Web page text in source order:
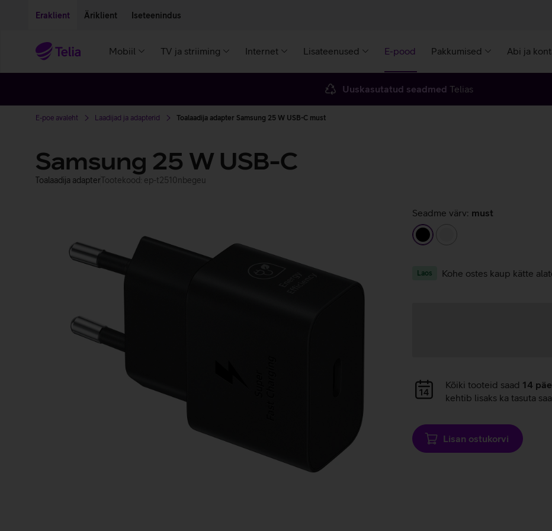
Eraklient Äriklient Iseteenindus
Mobiil TV ja striiming Internet Lisateenused E-pood Pakkumised Abi ja
Uuskasutatud seadmed Telias
E-poe avaleht Laadijad ja adapterid Toalaadija adapter Samsung 25 W USB-C must
Samsung 25 W USB-C
Toalaadija adapterTootekood: ep-t2510nbegeu
Seadme värv: must
must
Laos Kohe ostes kaup kätte
Andmete
laadimine
Kõiki tooteid saad 14
kehtib lisaks ka tasuta
Lisan ostukorvi